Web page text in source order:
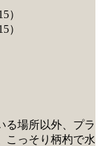
）
）
る場所以外、プラ
こっそり柄杓で水